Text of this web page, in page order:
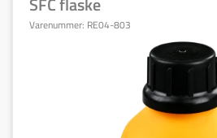
Varenummer: RE04-803